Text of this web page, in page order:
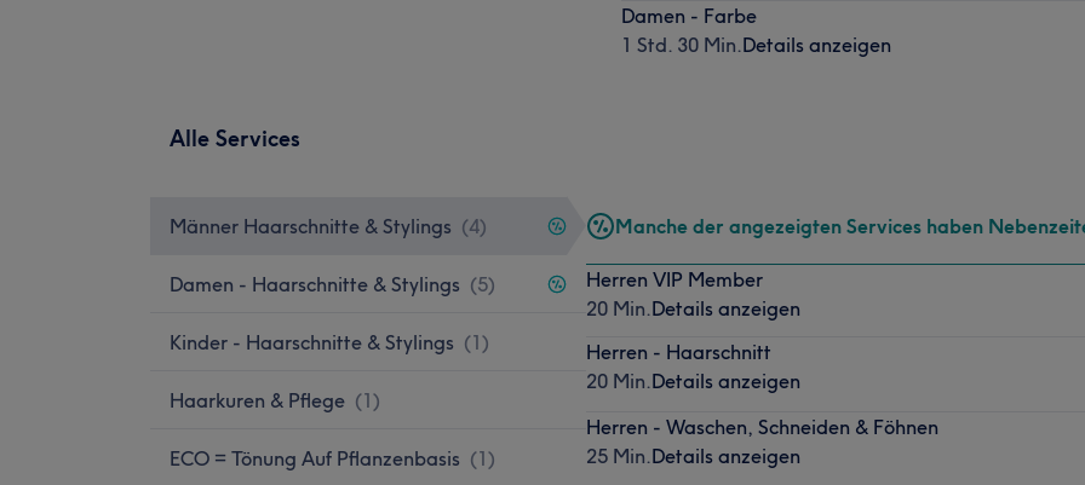
Damen - Farbe
1 Std. 30 Min.Details anzeigen
Alle Services
Männer Haarschnitte & Stylings (4)
Damen - Haarschnitte & Stylings (5)
Kinder - Haarschnitte & Stylings (1)
Haarkuren & Pflege (1)
ECO = Tönung Auf Pflanzenbasis (1)
Manche der angezeigten Services haben
Herren VIP Member
20 Min.Details anzeigen
Herren - Haarschnitt
20 Min.Details anzeigen
Herren - Waschen, Schneiden & Föhnen
25 Min.Details anzeigen